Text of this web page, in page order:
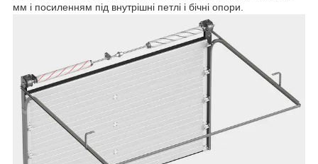
мм і посиленням під внутрішні петлі і бічні опори.